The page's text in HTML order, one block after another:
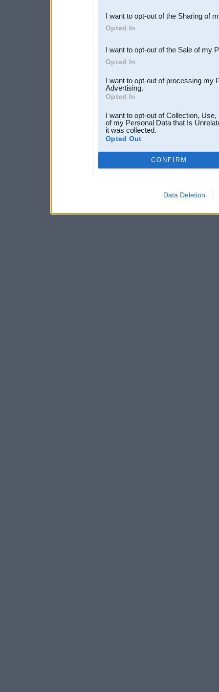
Downstream Participants
third parties.
I want to opt-out of the Sharing of
Opted In
I want to opt-out of the Sale of my
Opted In
I want to opt-out of processing my
Advertising.
Opted In
I want to opt-out of Collection,
of my Personal Data that Is
it was collected.
Opted Out
CONFIRM
Data Deletion